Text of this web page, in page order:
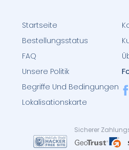
Startseite
Bestellungsstatus
FAQ
Unsere Politik
Begriffe Und Bedingungen
Lokalisationskarte
Sicherer